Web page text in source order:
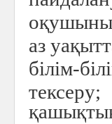
аз
білім-
тексеру;